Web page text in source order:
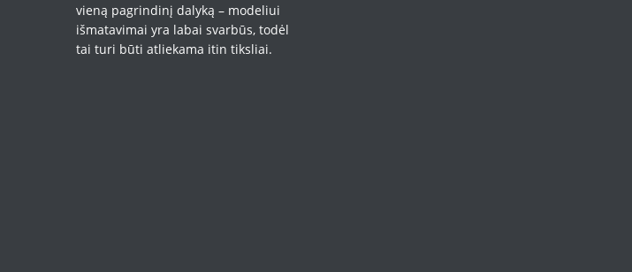
vieną pagrindinį dalyką – modeliui
išmatavimai yra labai svarbūs, todėl
tai turi būti atliekama itin tiksliai.